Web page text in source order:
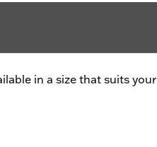
in a size that suits your